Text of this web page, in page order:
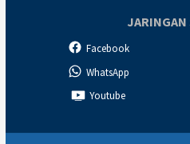
JARINGAN
Facebook
WhatsApp
Youtube